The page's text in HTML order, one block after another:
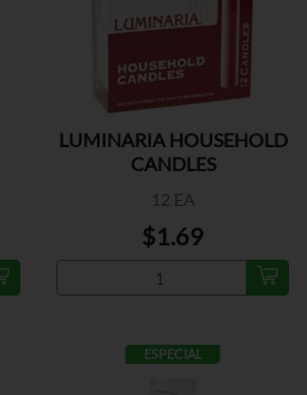
LUMINARIA HOUSEHOLD
CANDLES
12 EA
$1.69
ESPECIAL